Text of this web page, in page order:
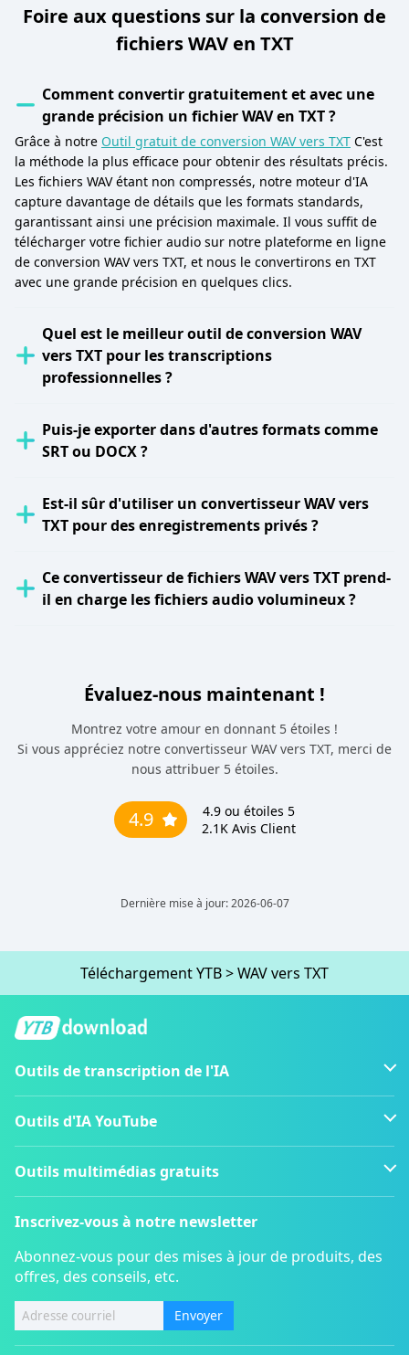
Foire aux questions sur la conversion de
fichiers WAV en TXT
Comment convertir gratuitement et avec une
grande précision un fichier WAV en TXT ?
Grâce à notre Outil gratuit de conversion WAV vers TXT C'est
la méthode la plus efficace pour obtenir des résultats précis.
Les fichiers WAV étant non compressés, notre moteur d'IA
capture davantage de détails que les formats standards,
garantissant ainsi une précision maximale. Il vous suffit de
télécharger votre fichier audio sur notre plateforme en ligne
de conversion WAV vers TXT, et nous le convertirons en TXT
avec une grande précision en quelques clics.
Quel est le meilleur outil de conversion WAV
vers TXT pour les transcriptions
professionnelles ?
Puis-je exporter dans d'autres formats comme
SRT ou DOCX ?
Est-il sûr d'utiliser un convertisseur WAV vers
TXT pour des enregistrements privés ?
Ce convertisseur de fichiers WAV vers TXT prend-
il en charge les fichiers audio volumineux ?
Évaluez-nous maintenant !
Montrez votre amour en donnant 5 étoiles !
Si vous appréciez notre convertisseur WAV vers TXT, merci de
nous attribuer 5 étoiles.
4.9 4.9ou étoiles 5
2.1KAvis Client
Dernière mise à jour: 2026-06-07
Téléchargement YTB>WAV vers TXT
Outils de transcription de l'IA
Outils d'IA YouTube
Outils multimédias gratuits
Inscrivez-vous à notre newsletter
Abonnez-vous pour des mises à jour de produits, des
offres, des conseils, etc.
Envoyer